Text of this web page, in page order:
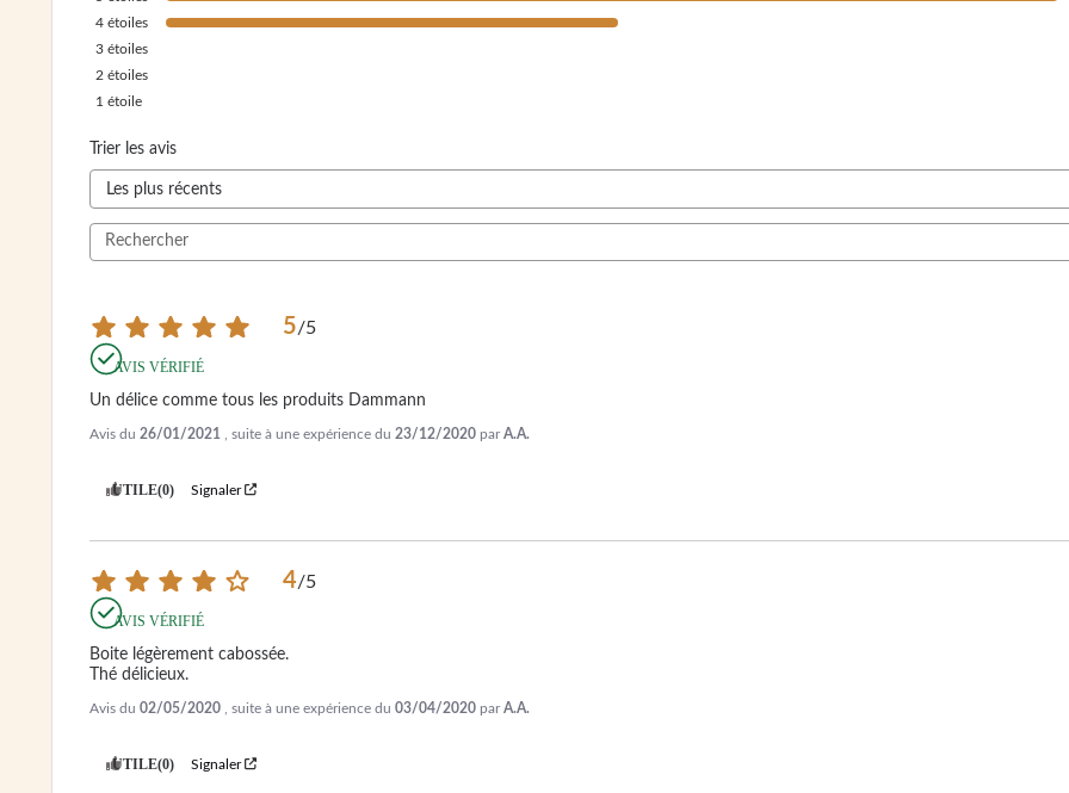
4 étoiles
3 étoiles
2 étoiles
1 étoile
Trier les avis
5/5
AVIS VÉRIFIÉ
Un délice comme tous les produits Dammann
Avis du 26/01/2021 , suite à une expérience du 23/12/2020 parA.A.
UTILE(0) Signaler
4/5
AVIS VÉRIFIÉ
Boite légèrement cabossée.
Thé délicieux.
Avis du 02/05/2020 , suite à une expérience du 03/04/2020 parA.A.
UTILE(0) Signaler